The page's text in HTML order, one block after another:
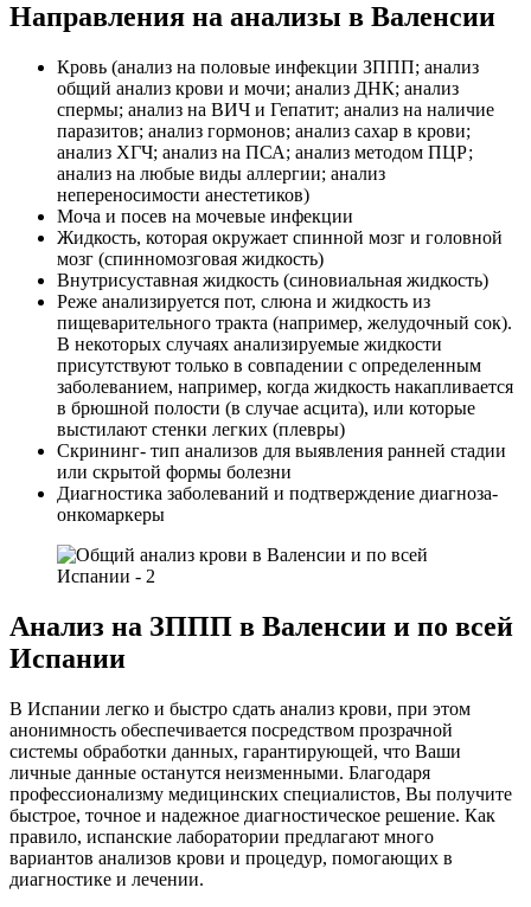
Направления на анализы в Валенсии
Кровь (анализ на половые инфекции ЗППП; анализ
общий анализ крови и мочи; анализ ДНК; анализ
спермы; анализ на ВИЧ и Гепатит; анализ на наличие
паразитов; анализ гормонов; анализ сахар в крови;
анализ ХГЧ; анализ на ПСА; анализ методом ПЦР;
анализ на любые виды аллергии; анализ
непереносимости анестетиков)
Моча и посев на мочевые инфекции
Жидкость, которая окружает спинной мозг и головной
мозг (спинномозговая жидкость)
Внутрисуставная жидкость (синовиальная жидкость)
Реже анализируется пот, слюна и жидкость из
пищеварительного тракта (например, желудочный сок).
В некоторых случаях анализируемые жидкости
присутствуют только в совпадении с определенным
заболеванием, например, когда жидкость накапливается
в брюшной полости (в случае асцита), или которые
выстилают стенки легких (плевры)
Скрининг- тип анализов для выявления ранней стадии
или скрытой формы болезни
Диагностика заболеваний и подтверждение диагноза-
онкомаркеры
Анализ на ЗППП в Валенсии и по всей
Испании
В Испании легко и быстро сдать анализ крови, при этом
анонимность обеспечивается посредством прозрачной
системы обработки данных, гарантирующей, что Ваши
личные данные останутся неизменными. Благодаря
профессионализму медицинских специалистов, Вы получите
быстрое, точное и надежное диагностическое решение. Как
правило, испанские лаборатории предлагают много
вариантов анализов крови и процедур, помогающих в
диагностике и лечении.